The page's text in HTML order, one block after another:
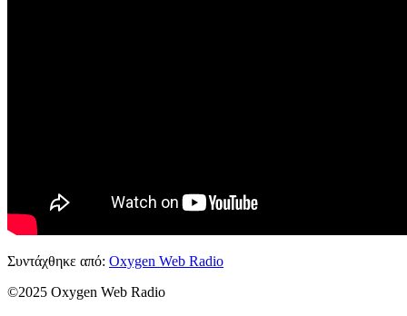
Συντάχθηκε από: Oxygen Web Radio
©2025 Oxygen Web Radio